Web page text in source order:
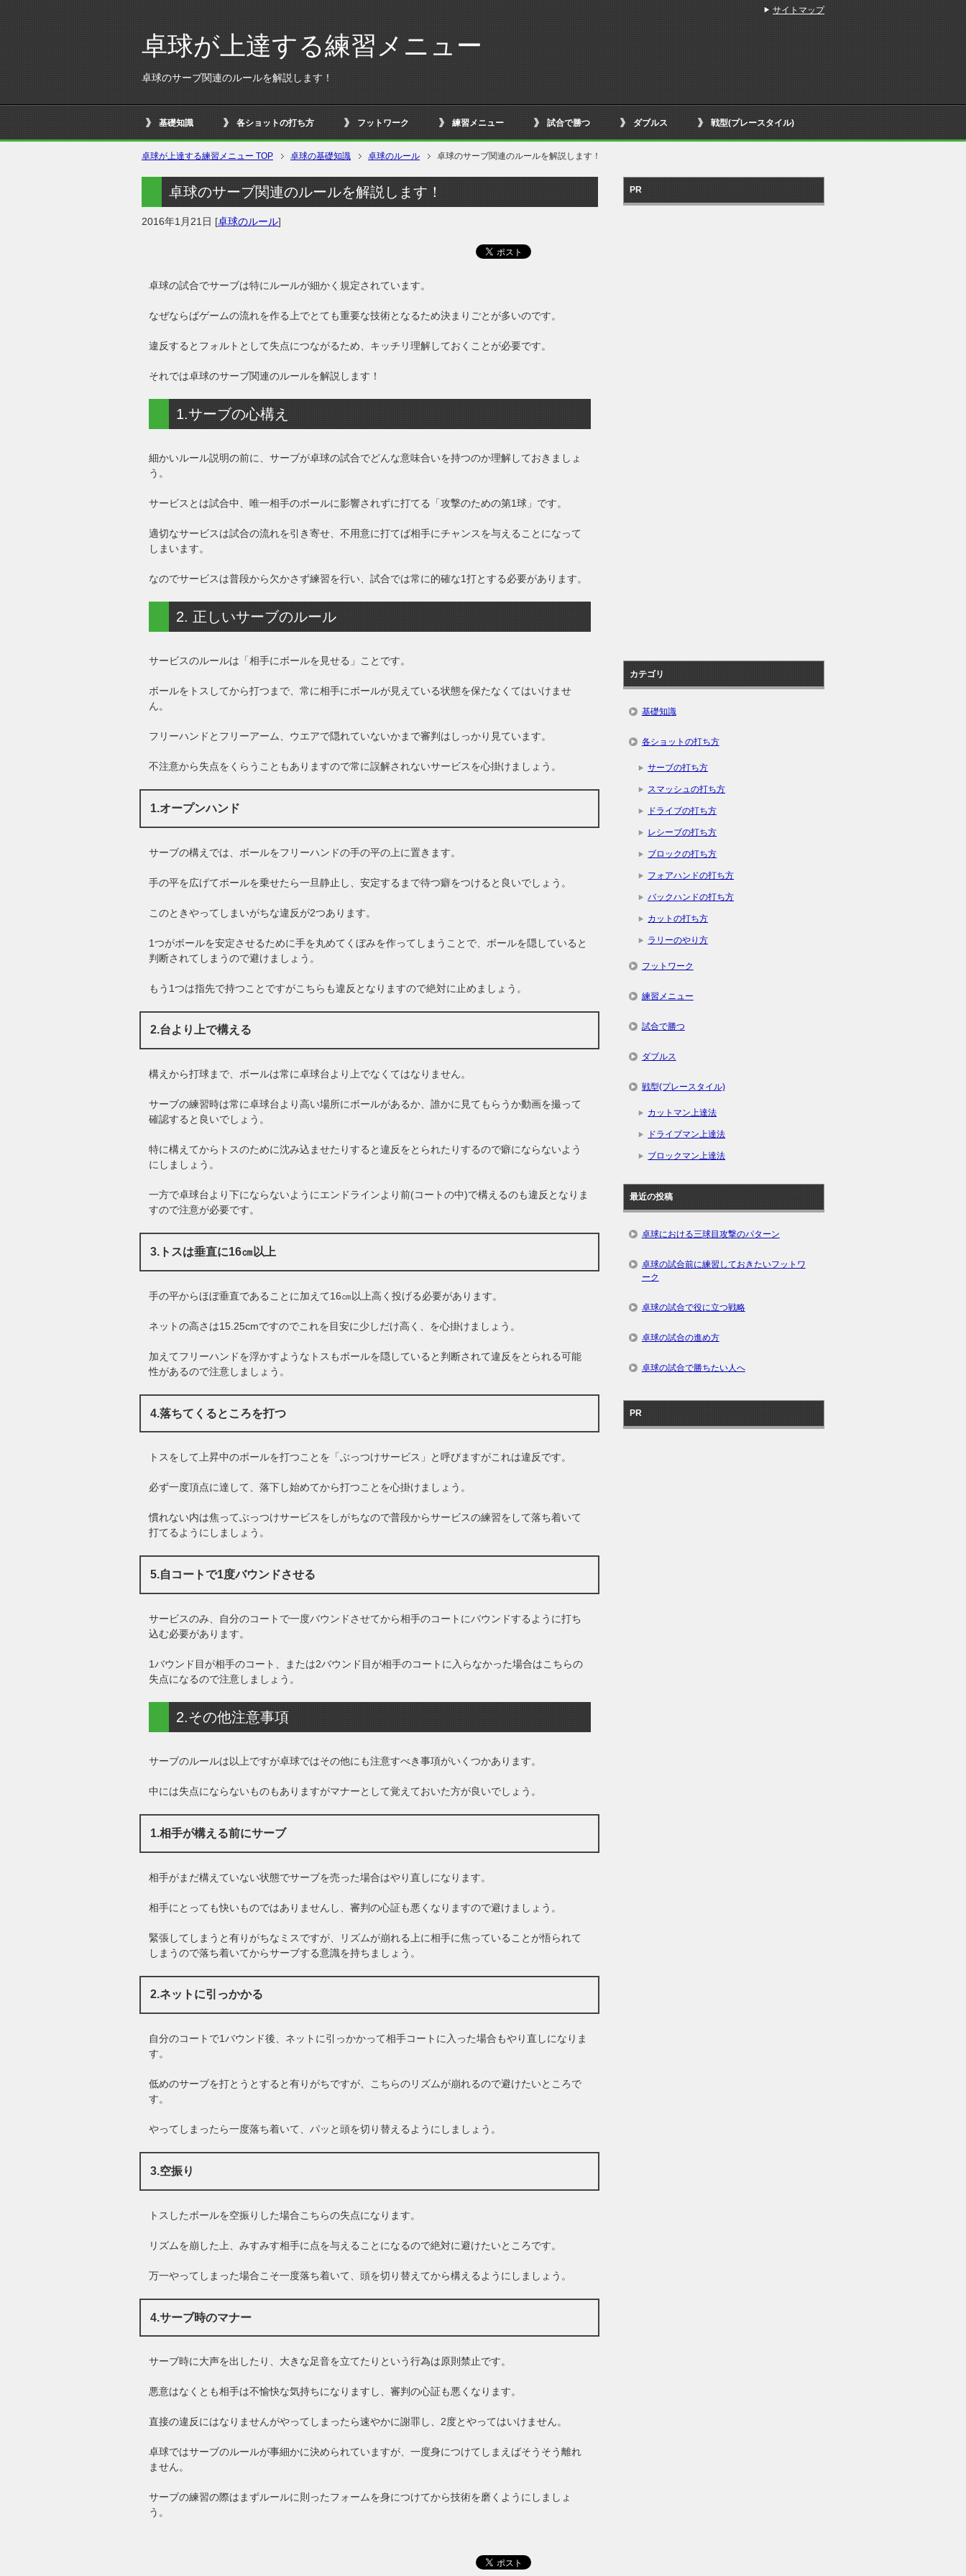
卓球が上達する練習メニュー
卓球のサーブ関連のルールを解説します！
基礎知識 各ショットの打ち方 フットワーク 練習メニュー 試合で勝つ ダブルス 戦型(プレースタイル)
卓球が上達する練習メニュー TOP 卓球の基礎知識 卓球のルール 卓球のサーブ関連のルールを解説します！
卓球のサーブ関連のルールを解説します！
2016年1月21日 [卓球のルール]
卓球の試合でサーブは特にルールが細かく規定されています。
なぜならばゲームの流れを作る上でとても重要な技術となるため決まりごとが多いのです。
違反するとフォルトとして失点につながるため、キッチリ理解しておくことが必要です。
それでは卓球のサーブ関連のルールを解説します！
1.サーブの心構え
細かいルール説明の前に、サーブが卓球の試合でどんな意味合いを持つのか理解しておきましょ
う。
サービスとは試合中、唯一相手のボールに影響されずに打てる「攻撃のための第1球」です。
適切なサービスは試合の流れを引き寄せ、不用意に打てば相手にチャンスを与えることになって
しまいます。
なのでサービスは普段から欠かさず練習を行い、試合では常に的確な1打とする必要があります。
2. 正しいサーブのルール
サービスのルールは「相手にボールを見せる」ことです。
ボールをトスしてから打つまで、常に相手にボールが見えている状態を保たなくてはいけませ
ん。
フリーハンドとフリーアーム、ウエアで隠れていないかまで審判はしっかり見ています。
不注意から失点をくらうこともありますので常に誤解されないサービスを心掛けましょう。
1.オープンハンド
サーブの構えでは、ボールをフリーハンドの手の平の上に置きます。
手の平を広げてボールを乗せたら一旦静止し、安定するまで待つ癖をつけると良いでしょう。
このときやってしまいがちな違反が2つあります。
1つがボールを安定させるために手を丸めてくぼみを作ってしまうことで、ボールを隠していると
判断されてしまうので避けましょう。
もう1つは指先で持つことですがこちらも違反となりますので絶対に止めましょう。
2.台より上で構える
構えから打球まで、ボールは常に卓球台より上でなくてはなりません。
サーブの練習時は常に卓球台より高い場所にボールがあるか、誰かに見てもらうか動画を撮って
確認すると良いでしょう。
特に構えてからトスのために沈み込ませたりすると違反をとられたりするので癖にならないよう
にしましょう。
一方で卓球台より下にならないようにエンドラインより前(コートの中)で構えるのも違反となりま
すので注意が必要です。
3.トスは垂直に16㎝以上
手の平からほぼ垂直であることに加えて16㎝以上高く投げる必要があります。
ネットの高さは15.25cmですのでこれを目安に少しだけ高く、を心掛けましょう。
加えてフリーハンドを浮かすようなトスもボールを隠していると判断されて違反をとられる可能
性があるので注意しましょう。
4.落ちてくるところを打つ
トスをして上昇中のボールを打つことを「ぶっつけサービス」と呼びますがこれは違反です。
必ず一度頂点に達して、落下し始めてから打つことを心掛けましょう。
慣れない内は焦ってぶっつけサービスをしがちなので普段からサービスの練習をして落ち着いて
打てるようにしましょう。
5.自コートで1度バウンドさせる
サービスのみ、自分のコートで一度バウンドさせてから相手のコートにバウンドするように打ち
込む必要があります。
1バウンド目が相手のコート、または2バウンド目が相手のコートに入らなかった場合はこちらの
失点になるので注意しましょう。
2.その他注意事項
サーブのルールは以上ですが卓球ではその他にも注意すべき事項がいくつかあります。
中には失点にならないものもありますがマナーとして覚えておいた方が良いでしょう。
1.相手が構える前にサーブ
相手がまだ構えていない状態でサーブを売った場合はやり直しになります。
相手にとっても快いものではありませんし、審判の心証も悪くなりますので避けましょう。
緊張してしまうと有りがちなミスですが、リズムが崩れる上に相手に焦っていることが悟られて
しまうので落ち着いてからサーブする意識を持ちましょう。
2.ネットに引っかかる
自分のコートで1バウンド後、ネットに引っかかって相手コートに入った場合もやり直しになりま
す。
低めのサーブを打とうとすると有りがちですが、こちらのリズムが崩れるので避けたいところで
す。
やってしまったら一度落ち着いて、パッと頭を切り替えるようにしましょう。
3.空振り
トスしたボールを空振りした場合こちらの失点になります。
リズムを崩した上、みすみす相手に点を与えることになるので絶対に避けたいところです。
万一やってしまった場合こそ一度落ち着いて、頭を切り替えてから構えるようにしましょう。
4.サーブ時のマナー
サーブ時に大声を出したり、大きな足音を立てたりという行為は原則禁止です。
悪意はなくとも相手は不愉快な気持ちになりますし、審判の心証も悪くなります。
直接の違反にはなりませんがやってしまったら速やかに謝罪し、2度とやってはいけません。
卓球ではサーブのルールが事細かに決められていますが、一度身につけてしまえばそうそう離れ
ません。
サーブの練習の際はまずルールに則ったフォームを身につけてから技術を磨くようにしましょ
う。
PR
カテゴリ
基礎知識
各ショットの打ち方
サーブの打ち方
スマッシュの打ち方
ドライブの打ち方
レシーブの打ち方
ブロックの打ち方
フォアハンドの打ち方
バックハンドの打ち方
カットの打ち方
ラリーのやり方
フットワーク
練習メニュー
試合で勝つ
ダブルス
戦型(プレースタイル)
カットマン上達法
ドライブマン上達法
ブロックマン上達法
最近の投稿
卓球における三球目攻撃のパターン
卓球の試合前に練習しておきたいフットワ
ーク
卓球の試合で役に立つ戦略
卓球の試合の進め方
卓球の試合で勝ちたい人へ
PR
サイトマップ